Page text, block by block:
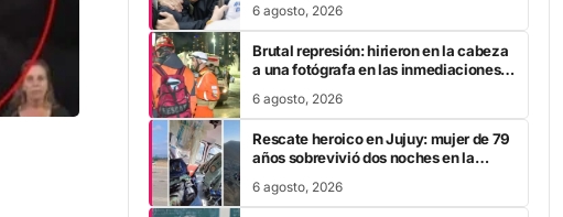
6 agosto, 2026
Brutal represión: hirieron en la cabeza
a una fotógrafa en las inmediaciones
6 agosto, 2026
Rescate heroico en Jujuy: mujer de 79
años sobrevivió dos noches en la
6 agosto, 2026